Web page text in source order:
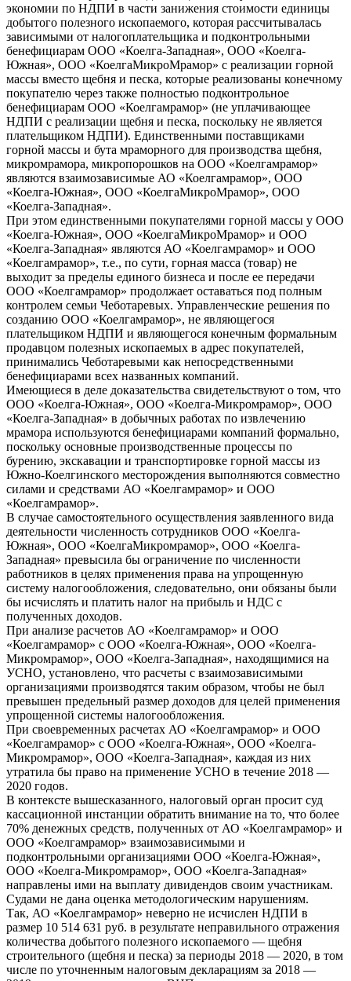
экономии по НДПИ в части занижения стоимости единицы
добытого полезного ископаемого, которая рассчитывалась
зависимыми от налогоплательщика и подконтрольными
бенефициарам ООО «Коелга-Западная», ООО «Коелга-
Южная», ООО «КоелгаМикроМрамор» с реализации горной
массы вместо щебня и песка, которые реализованы конечному
покупателю через также полностью подконтрольное
бенефициарам ООО «Коелгамрамор» (не уплачивающее
НДПИ с реализации щебня и песка, поскольку не является
плательщиком НДПИ). Единственными поставщиками
горной массы и бута мраморного для производства щебня,
микромрамора, микропорошков на ООО «Коелгамрамор»
являются взаимозависимые АО «Коелгамрамор», ООО
«Коелга-Южная», ООО «КоелгаМикроМрамор», ООО
«Коелга-Западная».
При этом единственными покупателями горной массы у ООО
«Коелга-Южная», ООО «КоелгаМикроМрамор» и ООО
«Коелга-Западная» являются АО «Коелгамрамор» и ООО
«Коелгамрамор», т.е., по сути, горная масса (товар) не
выходит за пределы единого бизнеса и после ее передачи
ООО «Коелгамрамор» продолжает оставаться под полным
контролем семьи Чеботаревых. Управленческие решения по
созданию ООО «Коелгамрамор», не являющегося
плательщиком НДПИ и являющегося конечным формальным
продавцом полезных ископаемых в адрес покупателей,
принимались Чеботаревыми как непосредственными
бенефициарами всех названных компаний.
Имеющиеся в деле доказательства свидетельствуют о том, что
ООО «Коелга-Южная», ООО «Коелга-Микромрамор», ООО
«Коелга-Западная» в добычных работах по извлечению
мрамора используются бенефициарами компаний формально,
поскольку основные производственные процессы по
бурению, экскавации и транспортировке горной массы из
Южно-Коелгинского месторождения выполняются совместно
силами и средствами АО «Коелгамрамор» и ООО
«Коелгамрамор».
В случае самостоятельного осуществления заявленного вида
деятельности численность сотрудников ООО «Коелга-
Южная», ООО «КоелгаМикромрамор», ООО «Коелга-
Западная» превысила бы ограничение по численности
работников в целях применения права на упрощенную
систему налогообложения, следовательно, они обязаны были
бы исчислять и платить налог на прибыль и НДС с
полученных доходов.
При анализе расчетов АО «Коелгамрамор» и ООО
«Коелгамрамор» с ООО «Коелга-Южная», ООО «Коелга-
Микромрамор», ООО «Коелга-Западная», находящимися на
УСНО, установлено, что расчеты с взаимозависимыми
организациями производятся таким образом, чтобы не был
превышен предельный размер доходов для целей применения
упрощенной системы налогообложения.
При своевременных расчетах АО «Коелгамрамор» и ООО
«Коелгамрамор» с ООО «Коелга-Южная», ООО «Коелга-
Микромрамор», ООО «Коелга-Западная», каждая из них
утратила бы право на применение УСНО в течение 2018 —
2020 годов.
В контексте вышесказанного, налоговый орган просит суд
кассационной инстанции обратить внимание на то, что более
70% денежных средств, полученных от АО «Коелгамрамор» и
ООО «Коелгамрамор» взаимозависимыми и
подконтрольными организациями ООО «Коелга-Южная»,
ООО «Коелга-Микромрамор», ООО «Коелга-Западная»
направлены ими на выплату дивидендов своим участникам.
Судами не дана оценка методологическим нарушениям.
Так, АО «Коелгамрамор» неверно не исчислен НДПИ в
размер 10 514 631 руб. в результате неправильного отражения
количества добытого полезного ископаемого — щебня
строительного (щебня и песка) за периоды 2018 — 2020, в том
числе по уточненным налоговым декларациям за 2018 —